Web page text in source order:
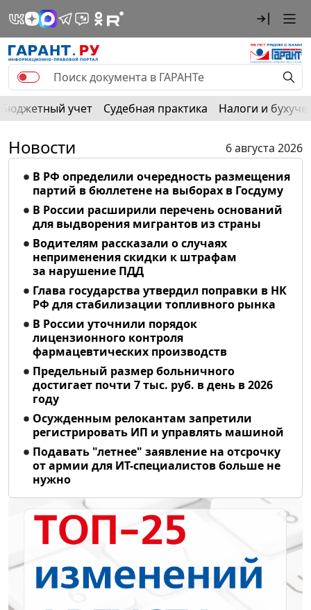
Бюджетный учет Судебная практика Налоги и
Новости
6 августа 2026
В РФ определили очередность размещения
партий в бюллетене на выборах в Госдуму
В России расширили перечень оснований
для выдворения мигрантов из страны
Водителям рассказали о случаях
неприменения скидки к штрафам
за нарушение ПДД
Глава государства утвердил поправки в НК
РФ для стабилизации топливного рынка
В России уточнили порядок
лицензионного контроля
фармацевтических производств
Предельный размер больничного
достигает почти 7 тыс. руб. в день в 2026
году
Осужденным релокантам запретили
регистрировать ИП и управлять машиной
Подавать "летнее" заявление на отсрочку
от армии для ИТ-специалистов больше не
нужно